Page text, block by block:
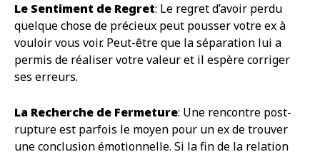
Le Sentiment de Regret: Le regret d’avoir perdu
quelque chose de précieux peut pousser votre ex à
vouloir vous voir. Peut-être que la séparation lui a
permis de réaliser votre valeur et il espère corriger
ses erreurs.
La Recherche de Fermeture: Une rencontre post-
rupture est parfois le moyen pour un ex de trouver
une conclusion émotionnelle. Si la fin de la relation